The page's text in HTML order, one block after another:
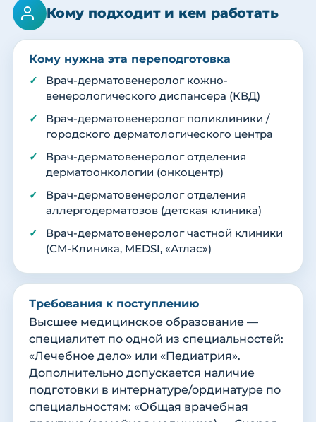
Кому подходит и кем работать
Кому нужна эта переподготовка
Врач-дерматовенеролог кожно-
венерологического диспансера (КВД)
Врач-дерматовенеролог поликлиники /
городского дерматологического центра
Врач-дерматовенеролог отделения
дерматоонкологии (онкоцентр)
Врач-дерматовенеролог отделения
аллергодерматозов (детская клиника)
Врач-дерматовенеролог частной клиники
(СМ-Клиника, MEDSI, «Атлас»)
Требования к поступлению
Высшее медицинское образование —
специалитет по одной из специальностей:
«Лечебное дело» или «Педиатрия».
Дополнительно допускается наличие
подготовки в интернатуре/ординатуре по
специальностям: «Общая врачебная